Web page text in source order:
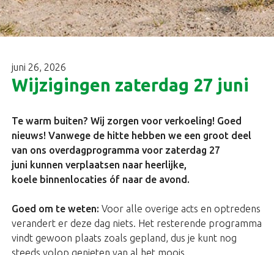
juni 26, 2026
Wijzigingen zaterdag 27 juni
Te warm buiten? Wij zorgen voor verkoeling! Goed
nieuws! Vanwege de hitte hebben we een groot deel
van ons overdagprogramma voor zaterdag 27
juni kunnen verplaatsen naar heerlijke,
koele binnenlocaties óf naar de avond.
Goed om te weten: Voor alle overige acts en optredens
verandert er deze dag niets. Het resterende programma
vindt gewoon plaats zoals gepland, dus je kunt nog
steeds volop genieten van al het moois